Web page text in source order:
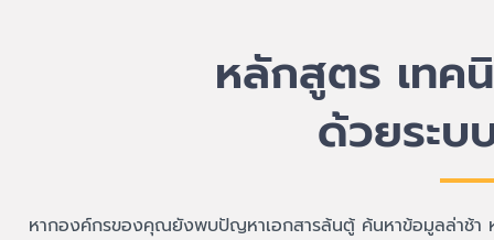
หลักสูตร เทค
ด้วยระบ
หากองค์กรของคุณยังพบปัญหาเอกสารล้นตู้ ค้นหาข้อมูลล่าช้า